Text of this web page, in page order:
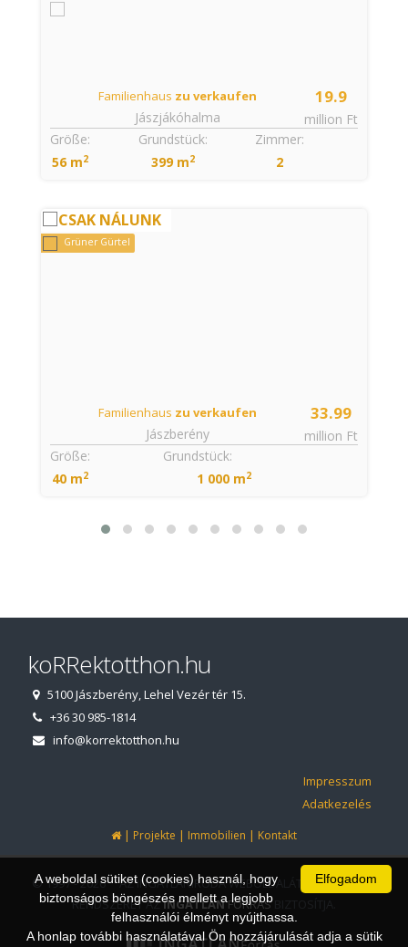
19.9
million Ft
Familienhaus zu verkaufen
Jászjákóhalma
Zimmer:
2
Größe:
56 m2
Grundstück:
399 m2
CSAK NÁLUNK
Grüner Gürtel
33.99
million Ft
Familienhaus zu verkaufen
Jászberény
Größe:
40 m2
Grundstück:
1 000 m2
koRRektotthon.hu
5100 Jászberény, Lehel Vezér tér 15.
+36 30 985-1814
info@korrektotthon.hu
Impresszum
Adatkezelés
| Projekte | Immobilien | Kontakt
© 1997 - 2026 AZ INGATLANIRODA WEBOLDALÁT ÉS ÜGYVITELI
RENDSZERÉT AZINGATLANFORRÁSBIZTOSÍTJA.
Elfogadom
A weboldal sütiket (cookies) használ, hogy
biztonságos böngészés mellett a legjobb
felhasználói élményt nyújthassa.
A honlap további használatával Ön hozzájárulását adja a sütik